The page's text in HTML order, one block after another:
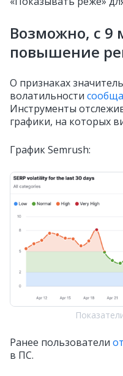
Возможно, с 9
повышение
О признаках
волатильности
Инструменты
графики, на которых
График Semrush:
Ранее пользователи
в ПС.